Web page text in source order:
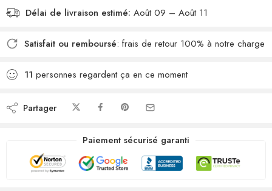
Délai de livraison estimé: Août 09 – Août 11
Satisfait ou remboursé: frais de retour 100% à notre charge
11 personnes regardent ça en ce moment
Partager
Paiement sécurisé garanti